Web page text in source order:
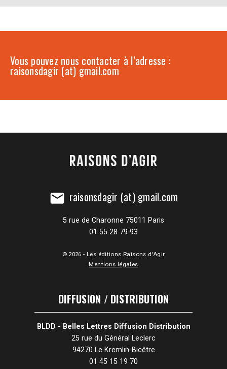
Vous pouvez nous contacter à l’adresse :
raisonsdagir (at) gmail.com
mail raisonsdagir (at) gmail.com
5 rue de Charonne 75011 Paris
01 55 28 79 93
© 2026 - Les éditions Raisons d'Agir
Mentions légales
DIFFUSION / DISTRIBUTION
BLDD - Belles Lettres Diffusion Distribution
25 rue du Général Leclerc
94270 Le Kremlin-Bicêtre
01 45 15 19 70